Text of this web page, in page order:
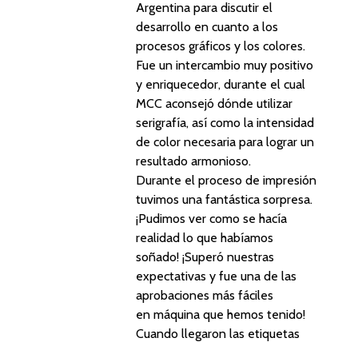
Argentina para discutir el
desarrollo en cuanto a los
procesos gráficos y los colores.
Fue un intercambio muy positivo
y enriquecedor, durante el cual
MCC aconsejó dónde utilizar
serigrafía, así como la intensidad
de color necesaria para lograr un
resultado armonioso.
Durante el proceso de impresión
tuvimos una fantástica sorpresa.
¡Pudimos ver como se hacía
realidad lo que habíamos
soñado! ¡Superó nuestras
expectativas y fue una de las
aprobaciones más fáciles
en máquina que hemos tenido!
Cuando llegaron las etiquetas